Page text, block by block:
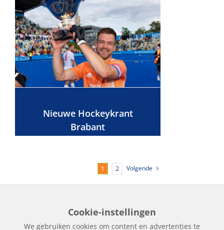
Nieuwe Hockeykrant
Brabant
1 2 Volgende
Over Hockeykrant Adverteren
Cookie-instellingen
We gebruiken cookies om content en advertenties te